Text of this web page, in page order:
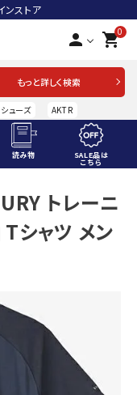
ンストア
person 0
shopping_cart
もっと詳しく検索
ューズ AKTR
読み物 SALE品は
こちら
トレーニ
シャツ メン